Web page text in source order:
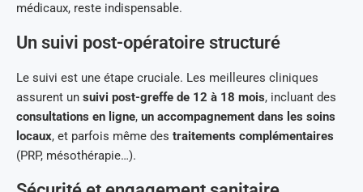
médicaux, reste indispensable.
Un suivi post-opératoire structuré
Le suivi est une étape cruciale. Les meilleures cliniques
assurent un suivi post-greffe de 12 à 18 mois, incluant des
consultations en ligne, un accompagnement dans les soins
locaux, et parfois même des traitements complémentaires
(PRP, mésothérapie…).